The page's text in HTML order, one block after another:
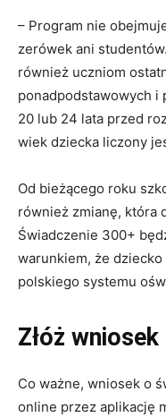
– Program nie
zerówek ani
również uczniom
ponadpodstawowych i
20 lub 24 lata przed
wiek dziecka liczony
Od bieżącego roku
również zmianę, która
Świadczenie 300+
warunkiem, że dziecko
polskiego systemu
Złóż
Co ważne, wniosek o
online przez aplikację